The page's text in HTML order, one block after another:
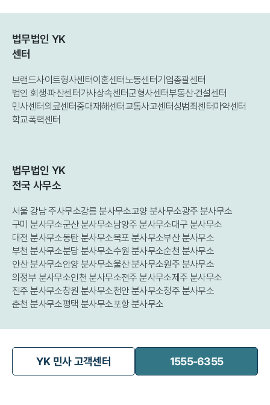
법무법인 YK
센터
브랜드사이트형사센터이혼센터노동센터기업총괄센터
법인 회생·파산센터가사상속센터군형사센터부동산·건설센터
민사센터의료센터중대재해센터교통사고센터성범죄센터마약센터
학교폭력센터
법무법인 YK
전국 사무소
서울 강남 주사무소강릉 분사무소고양 분사무소광주 분사무소
구미 분사무소군산 분사무소남양주 분사무소대구 분사무소
대전 분사무소동탄 분사무소목포 분사무소부산 분사무소
부천 분사무소분당 분사무소수원 분사무소순천 분사무소
안산 분사무소안양 분사무소울산 분사무소원주 분사무소
의정부 분사무소인천 분사무소전주 분사무소제주 분사무소
진주 분사무소창원 분사무소천안 분사무소청주 분사무소
춘천 분사무소평택 분사무소포항 분사무소
YK 민사 고객센터 1555-6355